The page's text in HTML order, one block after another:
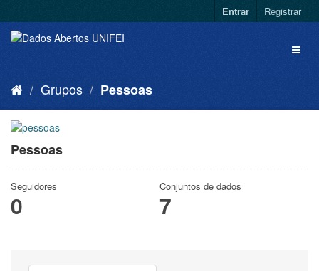
Entrar Registrar
Grupos Pessoas
Pessoas
Seguidores
0
Conjuntos de dados
7